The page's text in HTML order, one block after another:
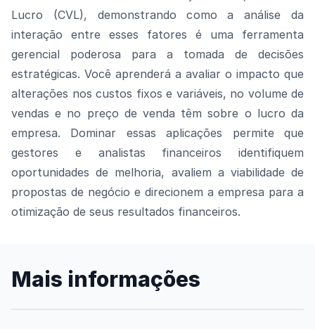
Lucro (CVL), demonstrando como a análise da
interação entre esses fatores é uma ferramenta
gerencial poderosa para a tomada de decisões
estratégicas. Você aprenderá a avaliar o impacto que
alterações nos custos fixos e variáveis, no volume de
vendas e no preço de venda têm sobre o lucro da
empresa. Dominar essas aplicações permite que
gestores e analistas financeiros identifiquem
oportunidades de melhoria, avaliem a viabilidade de
propostas de negócio e direcionem a empresa para a
otimização de seus resultados financeiros.
Mais informações